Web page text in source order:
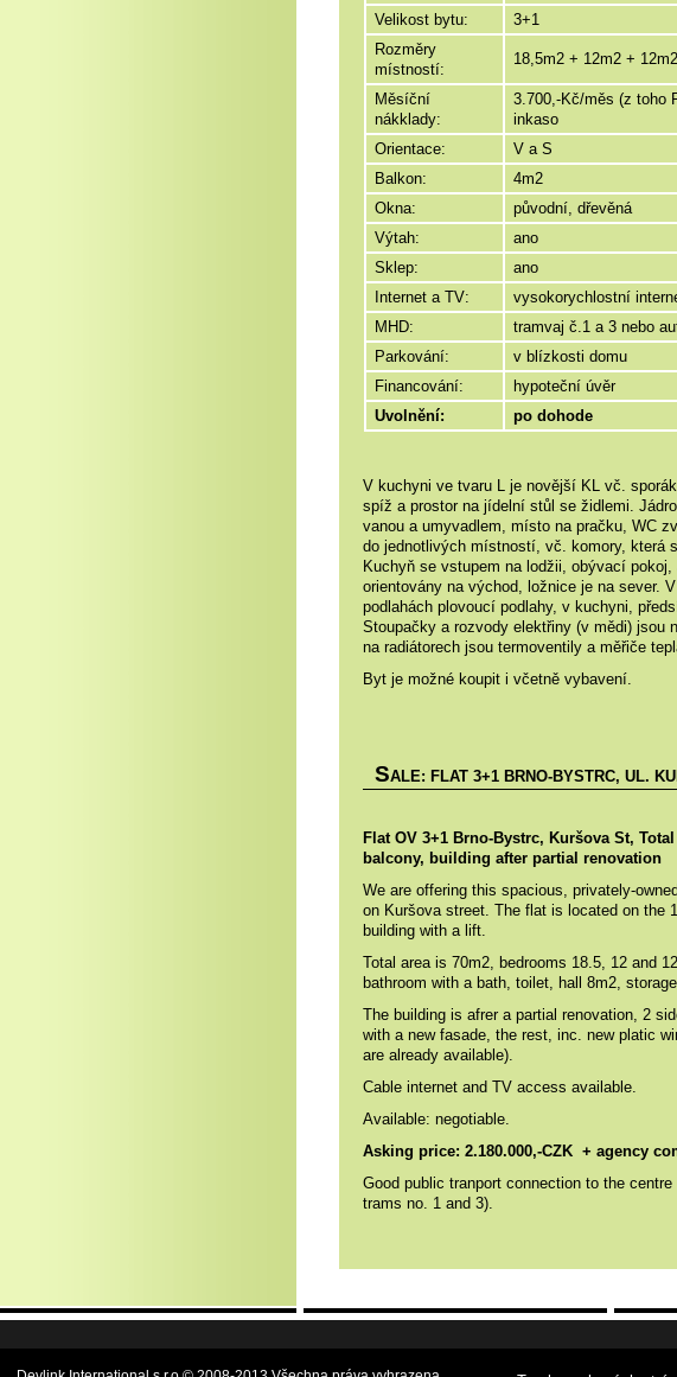
Velikost bytu:
3+1
Rozměry
místností:
18,5m2 + 12m2 +
Měsíční
nákklady:
3.700,-Kč/měs (z toho
inkaso
Orientace:
V a S
Balkon:
4m2
Okna:
původní, dřevěná
Výtah:
ano
Sklep:
ano
Internet a TV:
vysokorychlostní
MHD:
tramvaj č. 1 a 3 nebo
Parkování:
v blízkosti domu
Financování:
hypoteční úvěr
Uvolnění:
po dohode
V kuchyni ve tvaru L je novější KL vč.
spíž a prostor na jídelní stůl se židlemi.
vanou a umyvadlem, místo na pračku, WC
do jednotlivých místností, vč. komory, která
Kuchyň se vstupem na lodžii, obývací
orientovány na východ, ložnice je na sever.
podlahách plovoucí podlahy, v kuchyni,
Stoupačky a rozvody elektřiny (v mědi) jsou
na radiátorech jsou termoventily a měřiče
Byt je možné koupit i včetně vybavení.
SALE: FLAT 3+1 BRNO-BYSTRC, UL.
Flat OV 3+1 Brno-Bystrc, Kuršova St,
balcony, building after partial renovation
We are offering this spacious, privately-
on Kuršova street . The flat is located on the
building with a lift.
Total area is 70m2, bedrooms 18.5, 12 and
bathroom with a bath, toilet, hall 8m2,
The building is afrer a partial renovation, 2
with a new fasade, the rest, inc. new platic
are already available).
Cable internet and TV access available.
Available: negotiable.
Asking price: 2.180.000,-CZK + agency
Good public tranport connection to the centre
trams no. 1 and 3).